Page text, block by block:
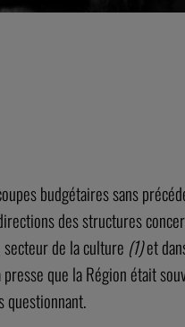
budgétaires sans
des structures
de la culture (1)et
que la Région était
questionnant.